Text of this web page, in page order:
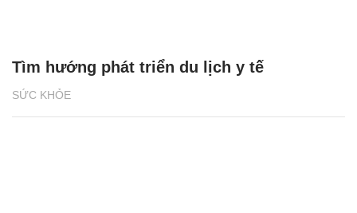
SỨC KHỎE
Tìm hướng phát triển du lịch y tế